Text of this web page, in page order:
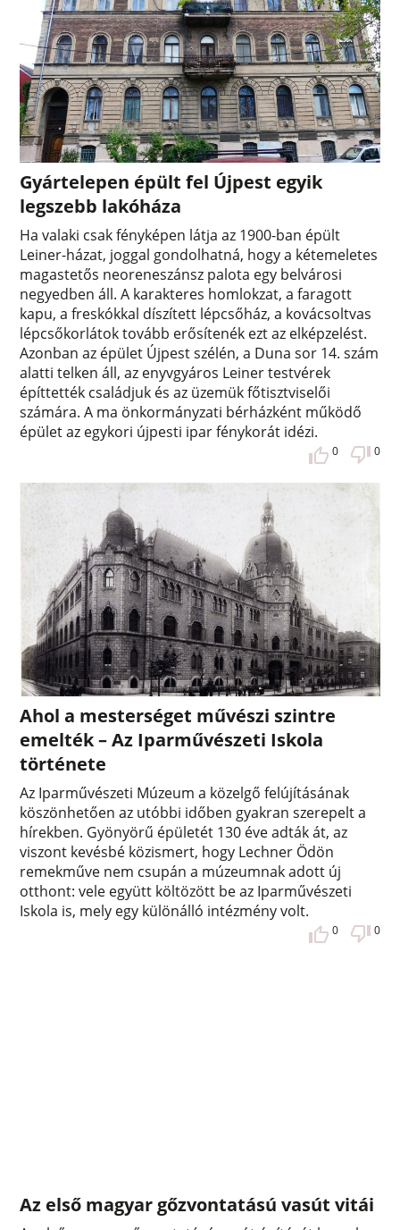
Gyártelepen épült fel Újpest egyik
legszebb lakóháza
Ha valaki csak fényképen látja az 1900-ban épült
Leiner-házat, joggal gondolhatná, hogy a kétemeletes
magastetős neoreneszánsz palota egy belvárosi
negyedben áll. A karakteres homlokzat, a faragott
kapu, a freskókkal díszített lépcsőház, a kovácsoltvas
lépcsőkorlátok tovább erősítenék ezt az elképzelést.
Azonban az épület Újpest szélén, a Duna sor 14. szám
alatti telken áll, az enyvgyáros Leiner testvérek
építtették családjuk és az üzemük főtisztviselői
számára. A ma önkormányzati bérházként működő
épület az egykori újpesti ipar fénykorát idézi.
0 0
Ahol a mesterséget művészi szintre
emelték – Az Iparművészeti Iskola
története
Az Iparművészeti Múzeum a közelgő felújításának
köszönhetően az utóbbi időben gyakran szerepelt a
hírekben. Gyönyörű épületét 130 éve adták át, az
viszont kevésbé közismert, hogy Lechner Ödön
remekműve nem csupán a múzeumnak adott új
otthont: vele együtt költözött be az Iparművészeti
Iskola is, mely egy különálló intézmény volt.
0 0
Az első magyar gőzvontatású vasút vitái